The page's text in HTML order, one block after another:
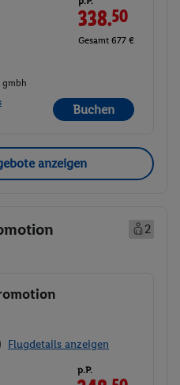
338.50
Gesamt 677 €
gmbh
Buchen
anzeigen
2
Flugdetails anzeigen
p.P.